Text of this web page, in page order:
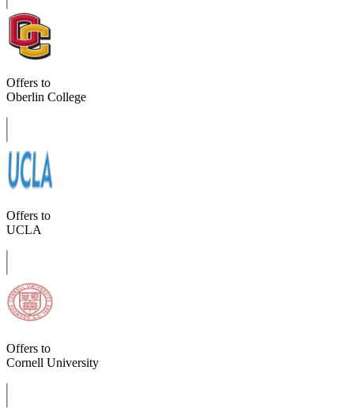
Offers to
Oberlin College
Offers to
UCLA
Offers to
Cornell University